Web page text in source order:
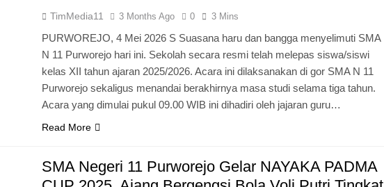
TimMedia11 3 Months Ago 0 3 Mins
PURWOREJO, 4 Mei 2026 S Suasana haru dan bangga menyelimuti SMA
N 11 Purworejo hari ini. Sekolah secara resmi telah melepas siswa/siswi
kelas XII tahun ajaran 2025/2026. Acara ini dilaksanakan di gor SMA N 11
Purworejo sekaligus menandai berakhirnya masa studi selama tiga tahun.
Acara yang dimulai pukul 09.00 WIB ini dihadiri oleh jajaran guru…
Read More
SMA Negeri 11 Purworejo Gelar NAYAKA PADMA